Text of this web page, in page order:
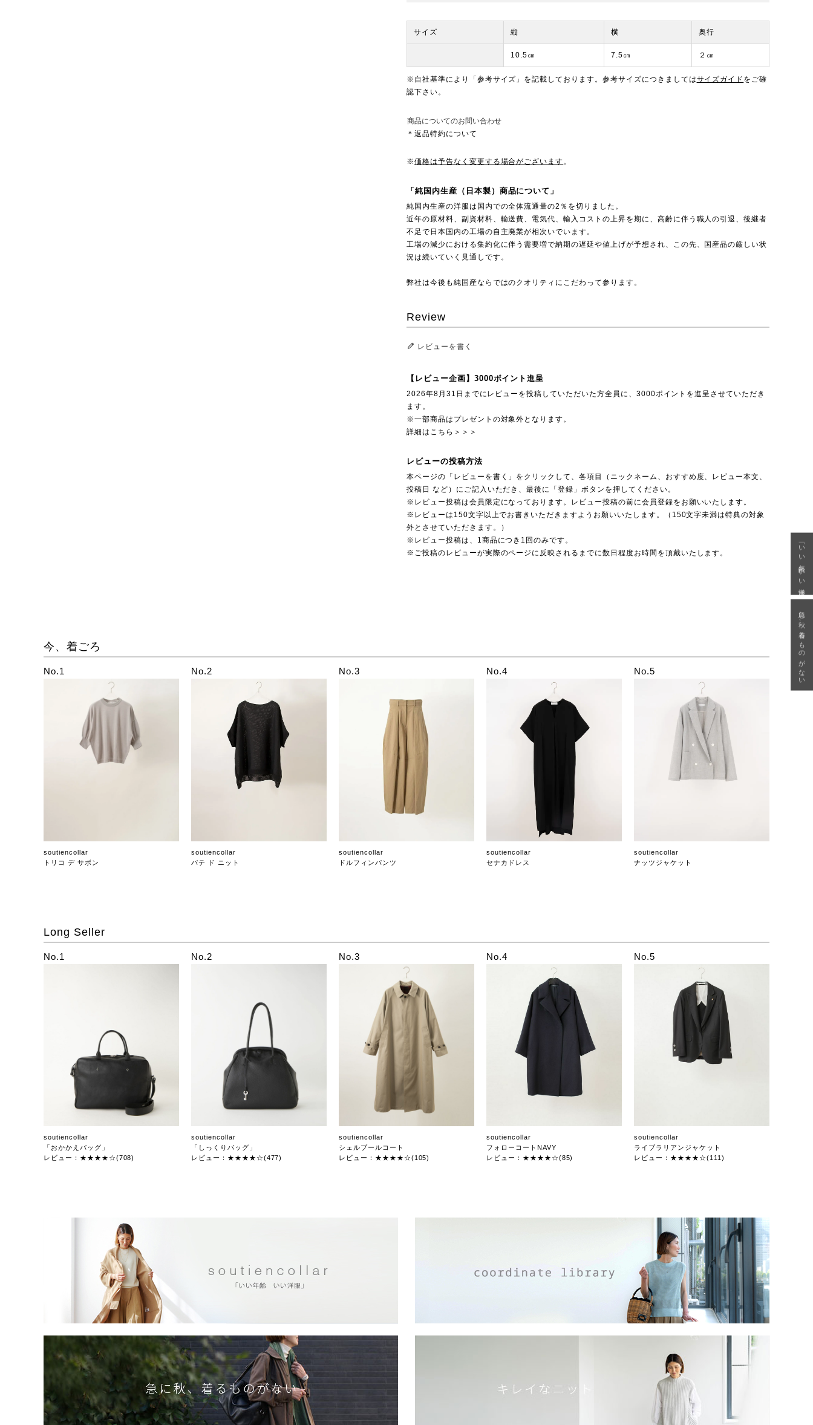
サイズ 縦 横 奥行
10.5㎝ 7.5㎝ ２㎝
※自社基準により「参考サイズ」を記載しております。参考サイズにつきましてはサイズガイド をご確
認下さい。
商品についてのお問い合わせ
＊返品特約について
※価格は予告なく変更する場合がございます 。
「純国内生産（日本製）商品について」
純国内生産の洋服は国内での全体流通量の2％を切りました。
近年の原材料、副資材料、輸送費、電気代、輸入コストの上昇を期に、高齢に伴う職人の引退、後継者
不足で日本国内の工場の自主廃業が相次いでいます。
工場の減少における集約化に伴う需要増で納期の遅延や値上げが予想され、この先、国産品の厳しい状
況は続いていく見通しです。
弊社は今後も純国産ならではのクオリティにこだわって参ります。
Review
レビューを書く
【レビュー企画】3000ポイント進呈
2026年8月31日までにレビューを投稿していただいた方全員に、3000ポイントを進呈させていただき
ます。
※一部商品はプレゼントの対象外となります。
詳細はこちら＞＞＞
レビューの投稿方法
本ページの「レビューを書く」をクリックして、各項目（ニックネーム、おすすめ度、レビュー本文、
投稿日 など）にご記入いただき、最後に「登録」ボタンを押してください。
※レビュー投稿は会員限定になっております。レビュー投稿の前に会員登録をお願いいたします。
※レビューは150文字以上でお書きいただきますようお願いいたします。（150文字未満は特典の対象
外とさせていただきます。）
※レビュー投稿は、1商品につき1回のみです。
※ご投稿のレビューが実際のページに反映されるまでに数日程度お時間を頂戴いたします。
今、着ごろ
No.1
soutiencollar
トリコ デ サボン
No.2
soutiencollar
パテ ド ニット
No.3
soutiencollar
ドルフィンパンツ
No.4
soutiencollar
セナカドレス
No.5
soutiencollar
ナッツジャケット
Long Seller
No.1
soutiencollar
「おかかえバッグ」
レビュー：★★★★☆(708)
No.2
soutiencollar
「しっくりバッグ」
レビュー：★★★★☆(477)
No.3
soutiencollar
シェルブールコート
レビュー：★★★★☆(105)
No.4
soutiencollar
フォローコートNAVY
レビュー：★★★★☆(85)
No.5
soutiencollar
ライブラリアンジャケット
レビュー：★★★★☆(111)
「いい年齢 いい洋服」
急に秋、着るものがない